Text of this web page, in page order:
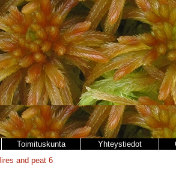
Toimituskunta Yhteystiedot
and peat 6